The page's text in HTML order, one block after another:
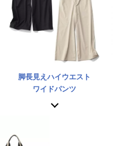
脚長見えハイウエスト
ワイドパンツ